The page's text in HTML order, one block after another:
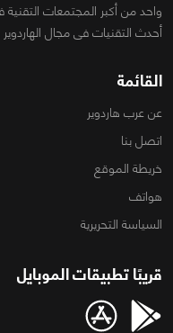
واحد من أكبر المجتمعات
أحدث التقنيات فى مجال
القائمة
عن عرب هاردوير
اتصل بنا
خريطة الموقع
هواتف
السياسة التحريرية
قريبًا تطبيقات الموبايل